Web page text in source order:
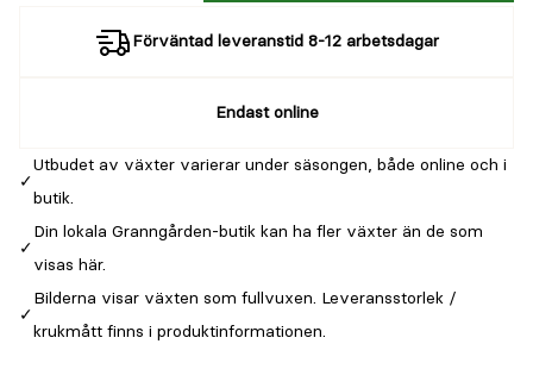
Förväntad leveranstid 8-12 arbetsdagar
Endast online
Utbudet av växter varierar under säsongen, både online och i
butik.
Din lokala Granngården-butik kan ha fler växter än de som
visas här.
Bilderna visar växten som fullvuxen. Leveransstorlek /
krukmått finns i produktinformationen.